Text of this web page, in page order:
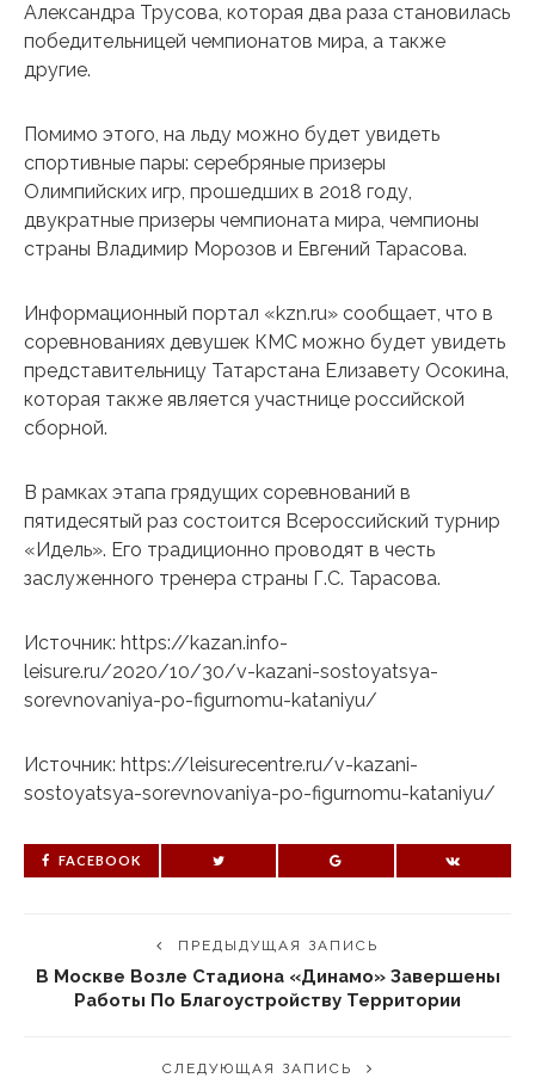
Александра Трусова, которая два раза становилась
победительницей чемпионатов мира, а также
другие.
Помимо этого, на льду можно будет увидеть
спортивные пары: серебряные призеры
Олимпийских игр, прошедших в 2018 году,
двукратные призеры чемпионата мира, чемпионы
страны Владимир Морозов и Евгений Тарасова.
Информационный портал «kzn.ru» сообщает, что в
соревнованиях девушек КМС можно будет увидеть
представительницу Татарстана Елизавету Осокина,
которая также является участнице российской
сборной.
В рамках этапа грядущих соревнований в
пятидесятый раз состоится Всероссийский турнир
«Идель». Его традиционно проводят в честь
заслуженного тренера страны Г.С. Тарасова.
Источник: https://kazan.info-
leisure.ru/2020/10/30/v-kazani-sostoyatsya-
sorevnovaniya-po-figurnomu-kataniyu/
Источник: https://leisurecentre.ru/v-kazani-
sostoyatsya-sorevnovaniya-po-figurnomu-kataniyu/
FACEBOOK
ПРЕДЫДУЩАЯ ЗАПИСЬ
В Москве Возле Стадиона «Динамо» Завершены
Работы По Благоустройству Территории
СЛЕДУЮЩАЯ ЗАПИСЬ